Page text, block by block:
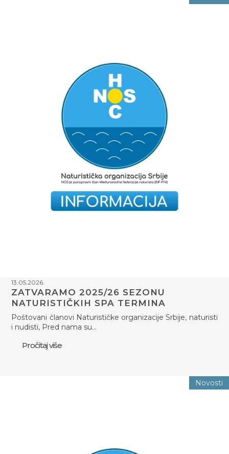
13.05.2026.
ZATVARAMO 2025/26 SEZONU
NATURISTIČKIH SPA TERMINA
Poštovani članovi Naturističke organizacije Srbije, naturisti
i nudisti, Pred nama su…
Pročitaj više
Novosti